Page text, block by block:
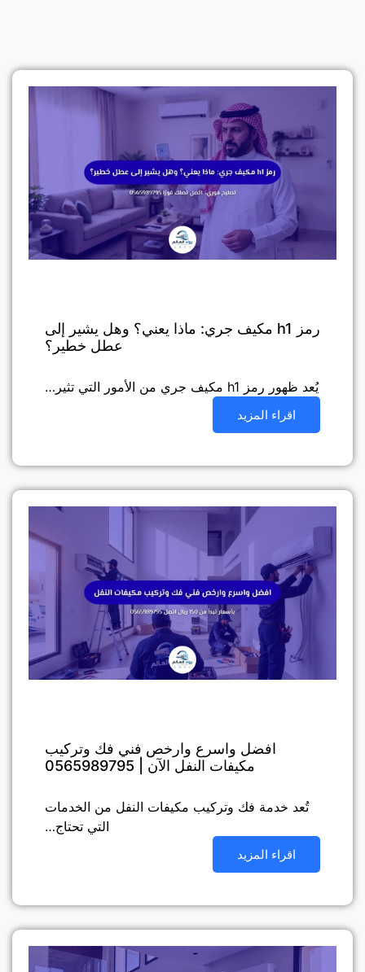
رمز h1 مكيف جري: ماذا يعني؟ وهل يشير إلى
عطل خطير؟
يُعد ظهور رمز h1 مكيف جري من الأمور التي تثير…
اقراء المزيد
افضل واسرع وارخص فني فك وتركيب
مكيفات النفل الآن | 0565989795
تُعد خدمة فك وتركيب مكيفات النفل من الخدمات
التي تحتاج…
اقراء المزيد